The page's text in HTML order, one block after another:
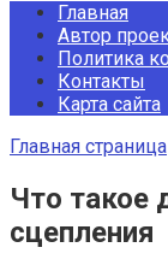
Главная
Автор
Политика
Контакты
Карта сайта
Главная страница
Что такое
сцепления